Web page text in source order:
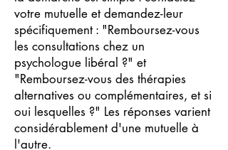
votre mutuelle et demandez-leur
spécifiquement : "Remboursez-vous
les consultations chez un
psychologue libéral ?" et
"Remboursez-vous des thérapies
alternatives ou complémentaires, et si
oui lesquelles ?" Les réponses varient
considérablement d'une mutuelle à
l'autre.